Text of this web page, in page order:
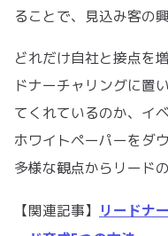
ることで、見込み客の
どれだけ自社と接点を
ドナーチャリングに置
てくれているのか、イ
ホワイトペーパーをダ
多様な観点からリード
【関連記事】 リードナ